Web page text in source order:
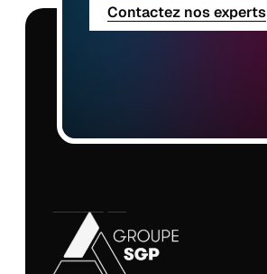
Contactez nos experts